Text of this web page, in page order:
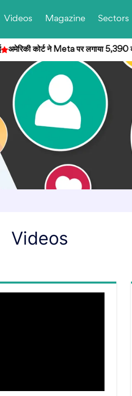
Videos Magazine Sectors
अमेरिकी कोर्ट ने Meta पर लगाया 5,390
Videos